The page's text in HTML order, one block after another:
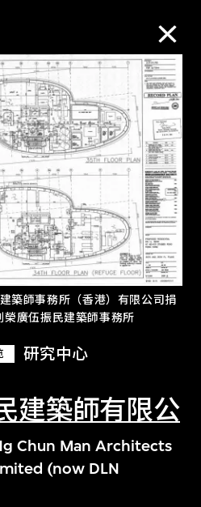
築師事務所（香港）有限公司捐
廣伍振民建築師事務所
研究中心
建築師有限公
Chun Man Architects
(now DLN
藏品
搜索
及二十一世纪视觉